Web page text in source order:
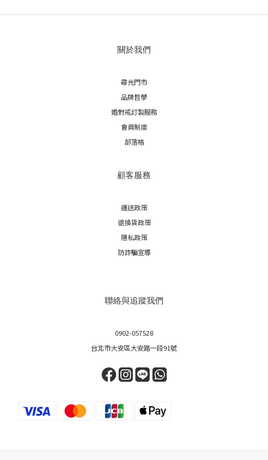
關於我們
尋光門市
品牌哲學
婚對戒訂製服務
會員制度
部落格
顧客服務
運送政策
退換貨政策
隱私政策
防詐騙宣導
聯絡與追蹤我們
0902-057528
台北市大安區大安路一段91號